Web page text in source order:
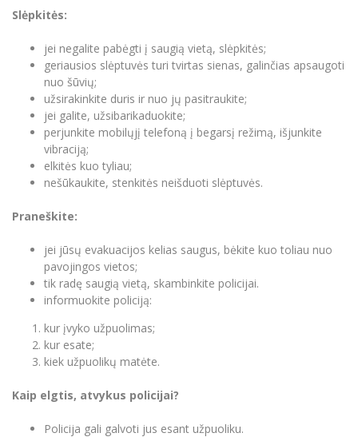
Slėpkitės:
jei negalite pabėgti į saugią vietą, slėpkitės;
geriausios slėptuvės turi tvirtas sienas, galinčias apsaugoti
nuo šūvių;
užsirakinkite duris ir nuo jų pasitraukite;
jei galite, užsibarikaduokite;
perjunkite mobilųjį telefoną į begarsį režimą, išjunkite
vibraciją;
elkitės kuo tyliau;
nešūkaukite, stenkitės neišduoti slėptuvės.
Praneškite:
jei jūsų evakuacijos kelias saugus, bėkite kuo toliau nuo
pavojingos vietos;
tik radę saugią vietą, skambinkite policijai.
informuokite policiją:
kur įvyko užpuolimas;
kur esate;
kiek užpuolikų matėte.
Kaip elgtis, atvykus policijai?
Policija gali galvoti jus esant užpuoliku.